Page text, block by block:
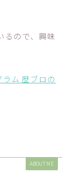
るので、興味
ム 歴ブロの
ABOUT ME